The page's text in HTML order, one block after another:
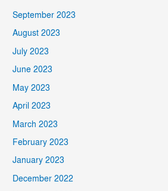
September 2023
August 2023
July 2023
June 2023
May 2023
April 2023
March 2023
February 2023
January 2023
December 2022